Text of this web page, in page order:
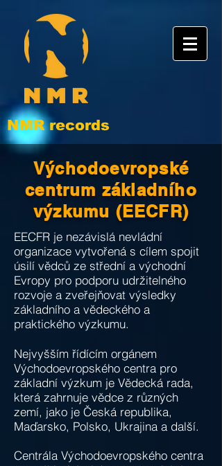
NMR records
Východoevropské
centrum základního
výzkumu (EECFR)
EECFR je nezávislá nevládní
organizace vytvořená s cílem spojit
úsilí vědců ze střední a východní
Evropy pro podporu udržitelného
rozvoje a zveřejňovat výsledky
základního a vědeckého a
praktického výzkumu.
Nejvyšším řídícím orgánem
Východoevropského centra pro
základní výzkum je Vědecká rada,
která zahrnuje vědce z různých
zemí, jako je Česká republika,
Maďarsko, Polsko, Ukrajina a další.
Centrála Východoevropského centra